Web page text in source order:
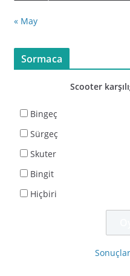
« May
Sormaca
Scooter
Bingeç
Sürgeç
Skuter
Bingit
Hiçbiri